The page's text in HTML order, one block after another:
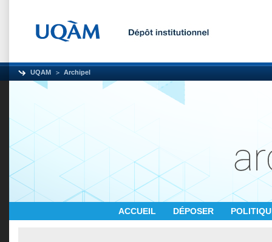
UQAM Archipel
ACCUEIL DÉPOSER